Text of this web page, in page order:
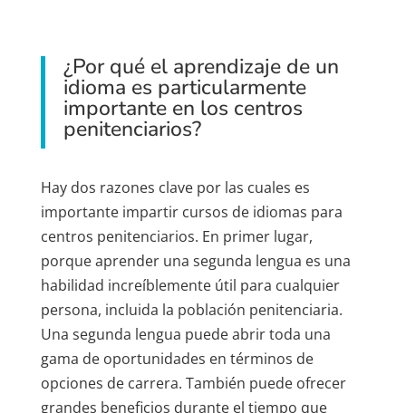
¿Por qué el aprendizaje de un
idioma es particularmente
importante en los centros
penitenciarios?
Hay dos razones clave por las cuales es
importante impartir cursos de idiomas para
centros penitenciarios. En primer lugar,
porque aprender una segunda lengua es una
habilidad increíblemente útil para cualquier
persona, incluida la población penitenciaria.
Una segunda lengua puede abrir toda una
gama de oportunidades en términos de
opciones de carrera. También puede ofrecer
grandes beneficios durante el tiempo que